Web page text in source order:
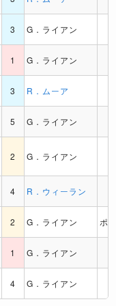
3 G．ライアン
1 G．ライアン
3 R．ムーア
5 G．ライアン
2 G．ライアン
4 R．ウィーラン
2 G．ライアン ポ
1 G．ライアン
4 G．ライアン